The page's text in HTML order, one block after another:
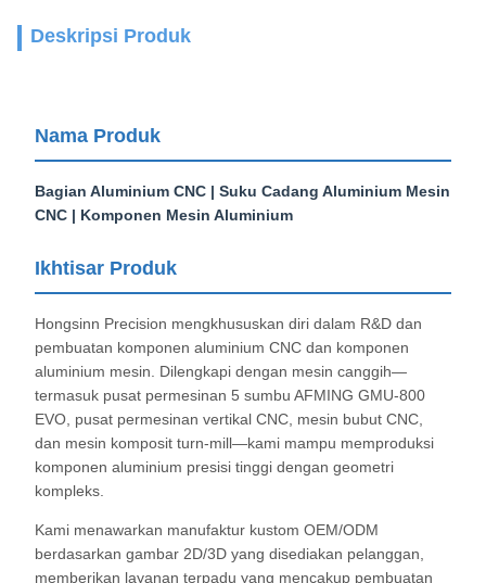
Deskripsi Produk
Nama Produk
Bagian Aluminium CNC | Suku Cadang Aluminium Mesin
CNC | Komponen Mesin Aluminium
Ikhtisar Produk
Hongsinn Precision mengkhususkan diri dalam R&D dan
pembuatan komponen aluminium CNC dan komponen
aluminium mesin. Dilengkapi dengan mesin canggih—
termasuk pusat permesinan 5 sumbu AFMING GMU-800
EVO, pusat permesinan vertikal CNC, mesin bubut CNC,
dan mesin komposit turn-mill—kami mampu memproduksi
komponen aluminium presisi tinggi dengan geometri
kompleks.
Kami menawarkan manufaktur kustom OEM/ODM
berdasarkan gambar 2D/3D yang disediakan pelanggan,
memberikan layanan terpadu yang mencakup pembuatan